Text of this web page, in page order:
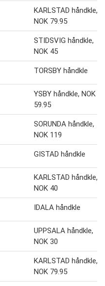
KARLSTAD håndkle,
NOK 79.95
STIDSVIG håndkle,
NOK 45
TORSBY håndkle
YSBY håndkle, NOK
59.95
SORUNDA håndkle,
NOK 119
GISTAD håndkle
KARLSTAD håndkle,
NOK 40
IDALA håndkle
UPPSALA håndkle,
NOK 30
KARLSTAD håndkle,
NOK 79.95